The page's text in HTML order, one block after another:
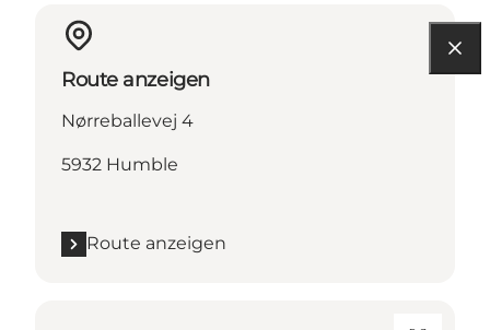
Route anzeigen
Nørreballevej 4
5932 Humble
Route anzeigen